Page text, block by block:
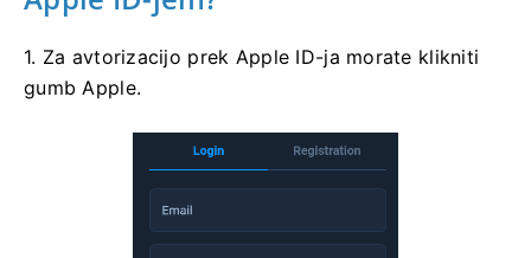
1. Za avtorizacijo prek Apple ID-ja morate klikniti
gumb Apple.